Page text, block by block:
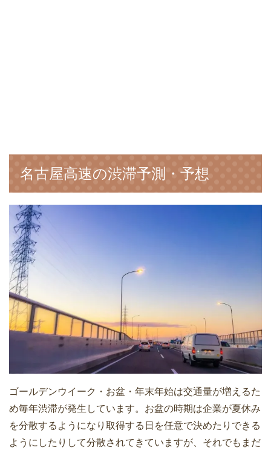
名古屋高速の渋滞予測・予想
ゴールデンウイーク・お盆・年末年始は交通量が増えるた
め毎年渋滞が発生しています。お盆の時期は企業が夏休み
を分散するようになり取得する日を任意で決めたりできる
ようにしたりして分散されてきていますが、それでもまだ